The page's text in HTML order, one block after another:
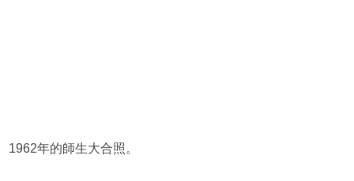
1962年的師生大合照。